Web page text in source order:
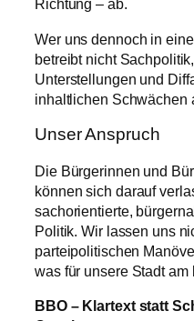
Richtung – ab.
Wer uns dennoch in
betreibt nicht
Unterstellungen und
inhaltlichen Schwächen
Unser Anspruch
Die Bürgerinnen und
können sich darauf
sachorientierte,
Politik. Wir lassen uns
parteipolitischen
was für unsere Stadt am
BBO – Klartext statt